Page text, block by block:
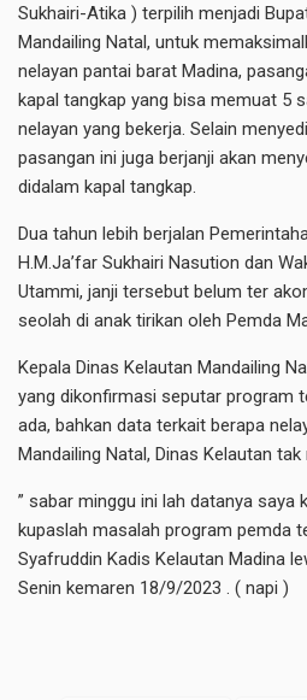
Sukhairi-Atika ) terpilih menjadi
Mandailing Natal, untuk
nelayan pantai barat Madina,
kapal tangkap yang bisa memuat 5
nelayan yang bekerja. Selain
pasangan ini juga berjanji akan
didalam kapal tangkap.
Dua tahun lebih berjalan
H.M.Ja’far Sukhairi Nasution dan
Utammi, janji tersebut belum ter
seolah di anak tirikan oleh Pemda
Kepala Dinas Kelautan Mandailing
yang dikonfirmasi seputar program
ada, bahkan data terkait berapa
Mandailing Natal, Dinas Kelautan tak
” sabar minggu ini lah datanya saya
kupaslah masalah program pemda
Syafruddin Kadis Kelautan Madina
Senin kemaren 18/9/2023 . ( napi )